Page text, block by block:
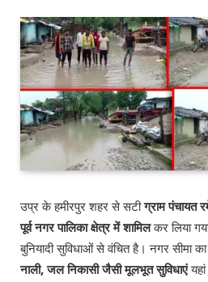
उप्र के हमीरपुर शहर से सटीग्राम पंचायत
पूर्व नगर पालिका क्षेत्र में शामिलकर लिया
बुनियादी सुविधाओं से वंचित है। नगर सीमा
नाली, जल निकासी जैसी मूलभूत सुविधाएं